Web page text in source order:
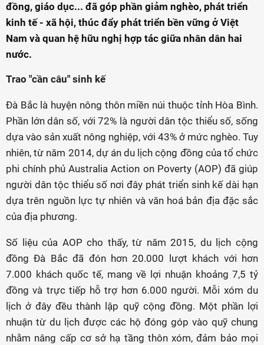
đồng, giáo dục... đã góp phần giảm nghèo, phát triển
kinh tế - xã hội, thúc đẩy phát triển bền vững ở Việt
Nam và quan hệ hữu nghị hợp tác giữa nhân dân hai
nước.
Trao "cần câu" sinh kế
Đà Bắc là huyện nông thôn miền núi thuộc tỉnh Hòa Bình.
Phần lớn dân số, với 72% là người dân tộc thiểu số, sống
dựa vào sản xuất nông nghiệp, với 43% ở mức nghèo. Tuy
nhiên, từ năm 2014, dự án du lịch cộng đồng của tổ chức
phi chính phủ Australia Action on Poverty (AOP) đã giúp
người dân tộc thiểu số nơi đây phát triển sinh kế dài hạn
dựa trên nguồn lực tự nhiên và văn hoá bản địa đặc sắc
của địa phương.
Số liệu của AOP cho thấy, từ năm 2015, du lịch cộng
đồng Đà Bắc đã đón hơn 20.000 lượt khách với hơn
7.000 khách quốc tế, mang về lợi nhuận khoảng 7,5 tỷ
đồng và trực tiếp hỗ trợ hơn 6.000 người. Mỗi xóm du
lịch ở đây đều thành lập quỹ cộng đồng. Một phần lợi
nhuận từ du lịch được các hộ đóng góp vào quỹ chung
nhằm nâng cấp cơ sở hạ tầng thôn xóm, đảm bảo mọi